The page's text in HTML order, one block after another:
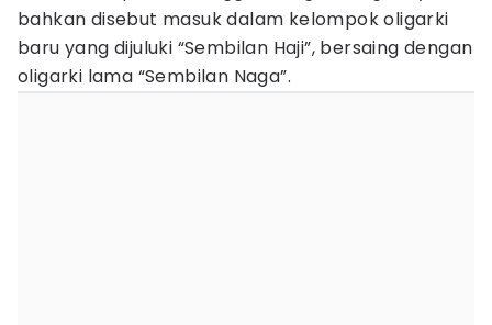
bahkan disebut masuk dalam kelompok oligarki
baru yang dijuluki “Sembilan Haji”, bersaing dengan
oligarki lama “Sembilan Naga”.